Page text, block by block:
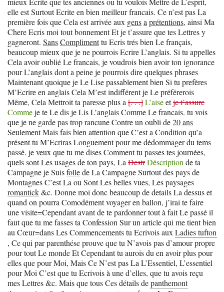
elle est Surtout Ecrite en bien meilleur francais. Ce n’est pas La
première fois que Cela est arrivée aux gensaprétentions, ainsi Ma
Chere Ecris moi tout bonnement Et je t’assure que tes Lettres y
gagneront. SansComplimenttu Ecris trés bien Le français,
beaucoup mieux que je ne pourrois Ecrire L’anglais. Si tu appelles
Cela avoir oublié Le francais, je voudrois bien avoir ton ignorance
pour L’anglais dont a peine je pourrois dire quelques phrases
Maintenant quoique je Le Lise passablement bien Si tu prefères
M’Ecrire en anglais Cela M’est indifférent je Le préférerois
Même, Cela Mettroit ta paresse plus a[. . .]L’aiseetje t’assure
Commeje te Le dis je Lis L’anglais Comme Le francais. tu vois
que je ne garde pas trop rancune Contre un oubli de20 ans
Seulement Mais fais bien attention que C’est a Condition qu’a
présent tu M’EcrirasLonguementpour me dédommager du tems
passé. je veux que tu me dises Comment tu passes tes journées,
quels sont Les usages de ton pays, LaDestrDéscriptionde ta
Campagne je Suisfollede La Campagne Surtout des pays de
Montagnes C’est La ou Sont Les belles vues, Les paysages
romantick&c. Donne moi donc beaucoup de details La dessus et
quand on pourra Comodément voyager en ballon, j’irai te faire
une visite=Cependant avant de te pardonner tout à fait Le passé il
faut que tu me fasses ta Confession Sur un article qui me tient bien
au Cœur=dans Les Commencements tu Ecrivois auxLadies tufton
, Ce qui par parenthése prouve que tu N’avois pas d’amour propre
pour tout Le monde Et Cependant tu aurois du en avoir plus pour
elles que pour Moi, Mais Ce N’est pas La L’Essentiel, L’essentiel
pour Moi C’est que tu Ecrivois à une d’elles, que tu avois reçu
mes Lettres &c. Mais que tous Ces détails depanthemont